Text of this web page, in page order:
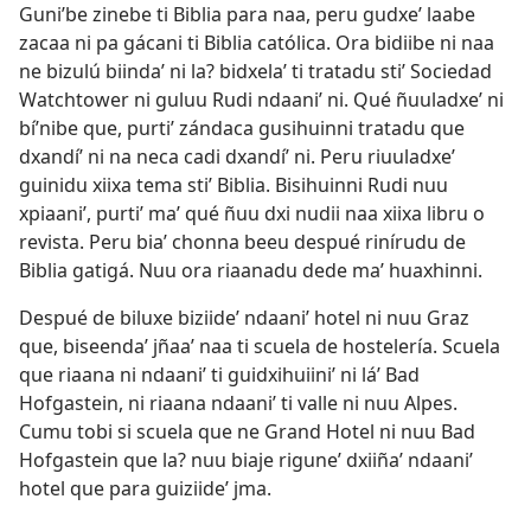
Guniʼbe zinebe ti Biblia para naa, peru gudxeʼ laabe
zacaa ni pa gácani ti Biblia católica. Ora bidiibe ni naa
ne bizulú biindaʼ ni la? bidxelaʼ ti tratadu stiʼ Sociedad
Watchtower ni guluu Rudi ndaaniʼ ni. Qué ñuuladxeʼ ni
bíʼnibe que, purtiʼ zándaca gusihuinni tratadu que
dxandíʼ ni na neca cadi dxandíʼ ni. Peru riuuladxeʼ
guinidu xiixa tema stiʼ Biblia. Bisihuinni Rudi nuu
xpiaaniʼ, purtiʼ maʼ qué ñuu dxi nudii naa xiixa libru o
revista. Peru biaʼ chonna beeu despué rinírudu de
Biblia gatigá. Nuu ora riaanadu dede maʼ huaxhinni.
Despué de biluxe biziideʼ ndaaniʼ hotel ni nuu Graz
que, biseendaʼ jñaaʼ naa ti scuela de hostelería. Scuela
que riaana ni ndaaniʼ ti guidxihuiiniʼ ni láʼ Bad
Hofgastein, ni riaana ndaaniʼ ti valle ni nuu Alpes.
Cumu tobi si scuela que ne Grand Hotel ni nuu Bad
Hofgastein que la? nuu biaje riguneʼ dxiiñaʼ ndaaniʼ
hotel que para guiziideʼ jma.